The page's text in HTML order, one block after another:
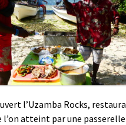
l’Uzamba Rocks,
l’on atteint par une